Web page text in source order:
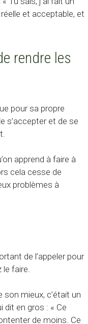
et acceptable, et
rendre les
pour sa propre
s’accepter et de se
apprend à faire à
cela cesse de
problèmes à
de l’appeler pour
faire.
mieux, c’était un
en gros : « Ce
de moins. Ce